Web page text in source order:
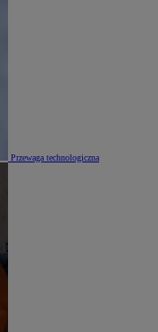
Przewaga technologiczna